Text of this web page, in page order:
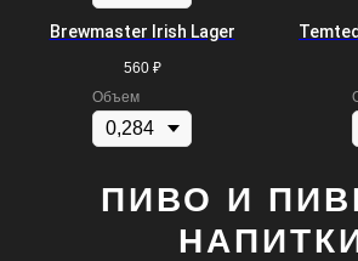
Brewmaster Irish Lager
560 ₽
Объем
ПИВО И